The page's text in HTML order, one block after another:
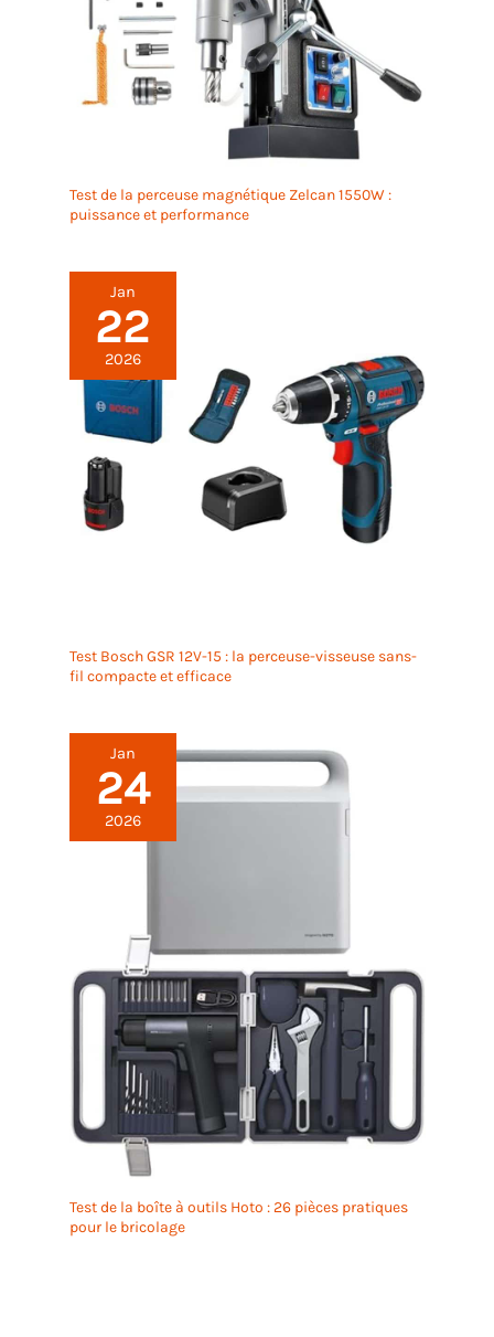
Test de la perceuse magnétique Zelcan 1550W :
puissance et performance
Jan
22
2026
Test Bosch GSR 12V-15 : la perceuse-visseuse sans-
fil compacte et efficace
Jan
24
2026
Test de la boîte à outils Hoto : 26 pièces pratiques
pour le bricolage